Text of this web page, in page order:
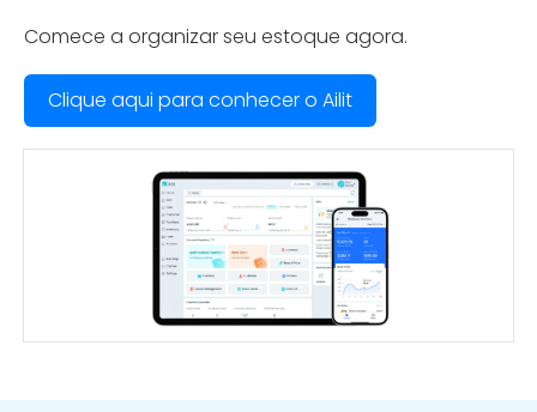
Comece a organizar seu estoque agora.
Clique aqui para conhecer o Ailit